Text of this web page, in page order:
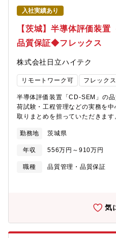
メンテナンス、化学物質管理を
活動など）【同社について】携帯
導体の検査装置や、がんの診断
影）装置に不可欠な光学単結晶
プメーカーが同社です。半導体検
力】■年間休日127日、土日祝休
とができます。転勤の心配もな
年7月に人事考課があり、成果や
います。■各種手当や福利厚生が
安心して働ける職場環境を提供
場の雰囲気で、チーム全体で協
ができます。
入社実績あり
【茨城】半導体評価装置
品質保証◆フレックス
株式会社日立ハイテク
リモートワーク可 フレック
半導体評価装置「CD-SEM」の
荷試験・工程管理などの実務を
取りまとめを担っていただきま
果の分析・改善活動まで一貫し
から生産全体をリードできるや
的な業務内容】１．量産開始後
定性（実際に測ってデータを確
ストに沿って試験を実施■異常や
ステムに記録し、合否判定・出
程の進捗管理２．生産品から収
（事実情報から要因分析）■工場
まり向上のための改善活動など■
勤務地 茨城県
年収 556万円～910万円
職種
品質管理・品質保証
気